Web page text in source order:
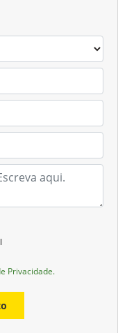
Privacidade.